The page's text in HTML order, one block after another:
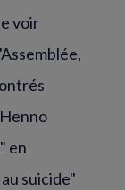
voir
en
suicide"